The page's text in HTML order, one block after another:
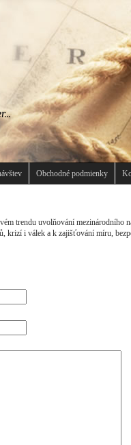
Obchodné podmienky
trendu uvolňování mezinárodního
krizí i válek a k zajišťování míru,